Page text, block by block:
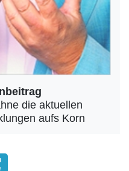
die aktuellen
aufs Korn